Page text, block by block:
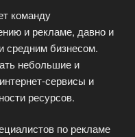
команду
и рекламе, давно и
бизнесом.
небольшие и
сервисы и
ресурсов.
по рекламе